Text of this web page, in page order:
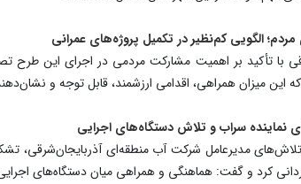
این میزان همراهی، اقدامی ارزشمند، قابل توجه و
نماینده سراب و تلاش دستگاه‌های اجرایی
مدیرعامل شرکت آب منطقه‌ای آذربایجان‌شرقی،
کرد و گفت: هماهنگی و همراهی میان دستگاه‌های